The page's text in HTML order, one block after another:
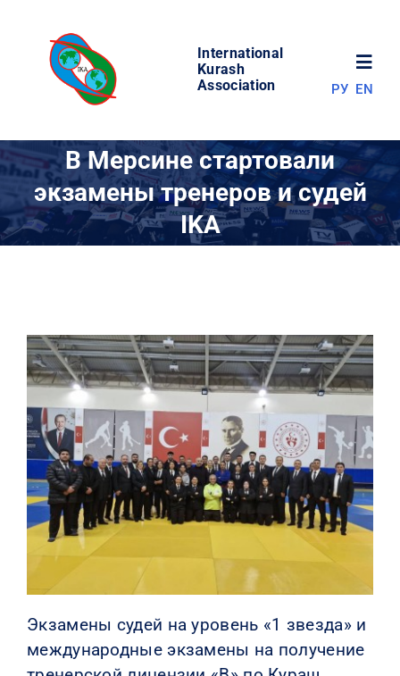
content
International
Kurash
Association
МИР КУРАША
РЕЗУЛЬТАТЫ
КОНТАКТЫ
РУ EN
В Мерсине стартовали
экзамены тренеров и судей
IKA
Экзамены судей на уровень «1 звезда» и
международные экзамены на получение